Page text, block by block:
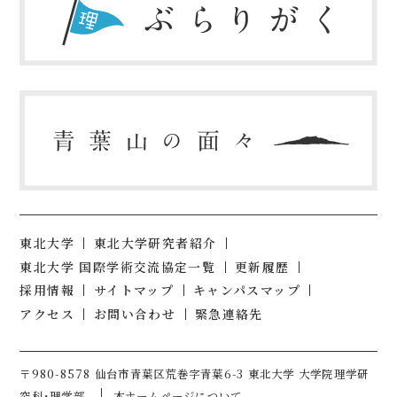
東北大学
東北大学研究者紹介
東北大学 国際学術交流協定一覧
更新履歴
採用情報
サイトマップ
キャンパスマップ
アクセス
お問い合わせ 緊急連絡先
〒980-8578 仙台市青葉区荒巻字青葉6-3 東北大学 大学院理学研